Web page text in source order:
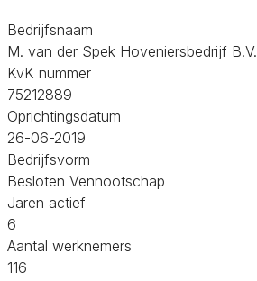
Bedrijfsnaam
M. van der Spek Hoveniersbedrijf B.V.
KvK nummer
75212889
Oprichtingsdatum
26-06-2019
Bedrijfsvorm
Besloten Vennootschap
Jaren actief
6
Aantal werknemers
116